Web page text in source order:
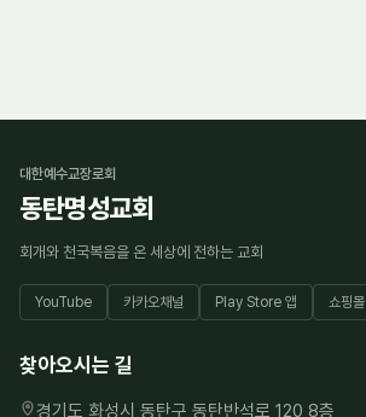
대한예수교장로회
동탄명성교회
회개와 천국복음을 온 세상에 전하는 교회
YouTube 카카오채널 Play Store 앱 쇼핑몰
찾아오시는 길
경기도 화성시 동탄구 동탄반석로 120 8층